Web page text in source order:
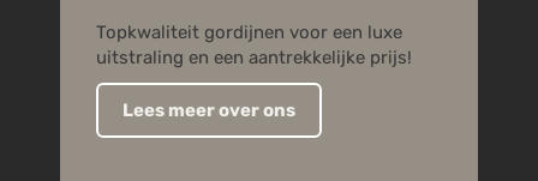
Topkwaliteit gordijnen voor een luxe
uitstraling en een aantrekkelijke prijs!
Lees meer over ons